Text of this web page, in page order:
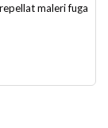
maleri fuga